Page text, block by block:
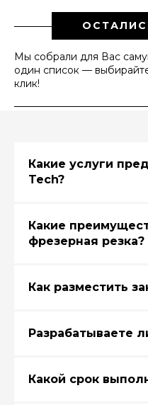
Мы собрали для Вас
один список —
клик!
Какие услуги
Tech?
Какие
фрезерная резка?
Как разместить
Разрабатываете
Какой срок